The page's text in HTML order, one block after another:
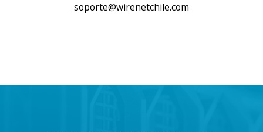
soporte@wirenetchile.com